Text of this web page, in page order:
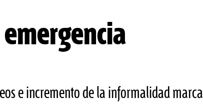
e incremento de la informalidad